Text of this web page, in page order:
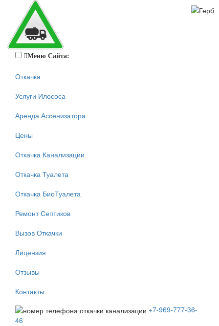
Меню Сайта:
Откачка
Услуги Илососа
Аренда Ассенизатора
Цены
Откачка Канализации
Откачка Туалета
Откачка БиоТуалета
Ремонт Септиков
Вызов Откачки
Лицензия
Отзывы
Контакты
+7-969-777-36-
46